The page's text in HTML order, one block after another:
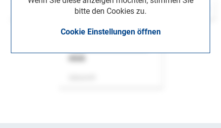
bitte den Cookies zu.
Cookie Einstellungen öffnen